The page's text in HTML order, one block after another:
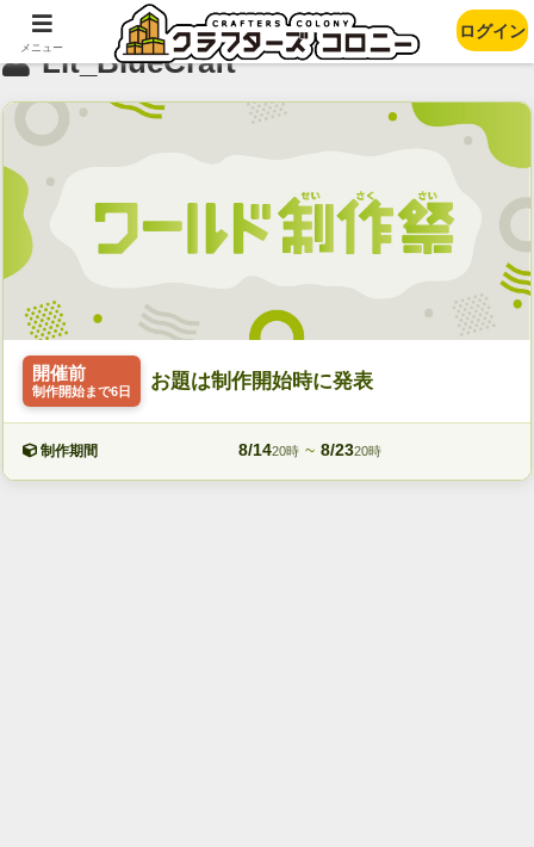
Lit_BlueCraft
開催前
制作開始まで6日 お題は制作開始時に発表
制作期間 8/1420時 ~ 8/2320時
メニュー
ログイン